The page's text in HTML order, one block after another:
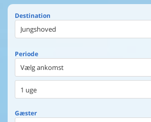
Destination
Periode
Vælg ankomst
1 uge
Gæster